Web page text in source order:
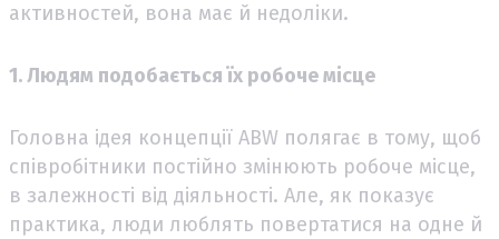
активностей, вона має й недоліки.
1. Людям подобається їх робоче місце
Головна ідея концепції ABW полягає в тому, щоб
співробітники постійно змінюють робоче місце,
в залежності від діяльності. Але, як показує
практика, люди люблять повертатися на одне й